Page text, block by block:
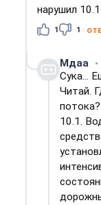
нарушил 10.1
1 1
Мдаа
Сука...
Читай.
10.1.